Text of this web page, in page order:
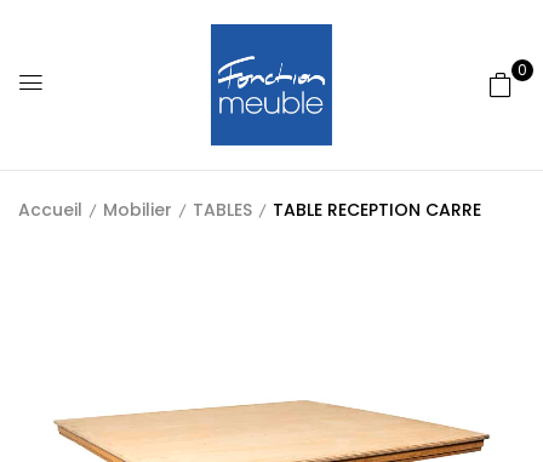
0
Accueil Mobilier TABLES TABLE RECEPTION CARRE